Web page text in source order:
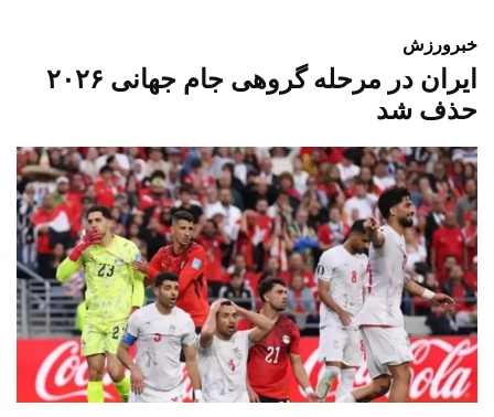
خبر ورزش
ایران در مرحله گروهی جام جهانی ۲۰۲۶
حذف شد